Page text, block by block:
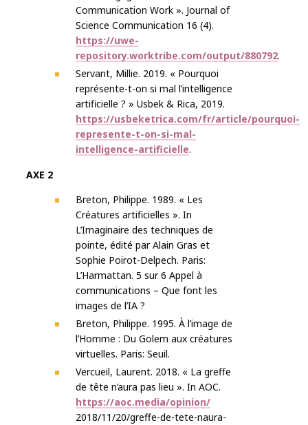
Communication Work ». Journal of
Science Communication 16 (4).
https://uwe-
repository.worktribe.com/output/880792.
Servant, Millie. 2019. « Pourquoi
représente-t-on si mal l’intelligence
artificielle ? » Usbek & Rica, 2019.
https://usbeketrica.com/fr/article/pourquoi-
represente-t-on-si-mal-
intelligence-artificielle.
AXE 2
Breton, Philippe. 1989. « Les
Créatures artificielles ». In
L’Imaginaire des techniques de
pointe, édité par Alain Gras et
Sophie Poirot-Delpech. Paris:
L’Harmattan. 5 sur 6 Appel à
communications – Que font les
images de l’IA ?
Breton, Philippe. 1995. À l’image de
l’Homme : Du Golem aux créatures
virtuelles. Paris: Seuil.
Vercueil, Laurent. 2018. « La greffe
de tête n’aura pas lieu ». In AOC.
https://aoc.media/opinion/
2018/11/20/greffe-de-tete-naura-